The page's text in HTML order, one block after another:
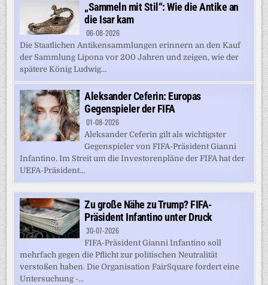
„Sammeln mit Stil“: Wie die Antike an
die Isar kam
06-08-2026
Die Staatlichen Antikensammlungen erinnern an den Kauf
der Sammlung Lipona vor 200 Jahren und zeigen, wie der
spätere König Ludwig...
Aleksander Ceferin: Europas
Gegenspieler der FIFA
01-08-2026
Aleksander Ceferin gilt als wichtigster
Gegenspieler von FIFA-Präsident Gianni
Infantino. Im Streit um die Investorenpläne der FIFA hat der
UEFA-Präsident...
Zu große Nähe zu Trump? FIFA-
Präsident Infantino unter Druck
30-07-2026
FIFA-Präsident Gianni Infantino soll
mehrfach gegen die Pflicht zur politischen Neutralität
verstoßen haben. Die Organisation FairSquare fordert eine
Untersuchung -...